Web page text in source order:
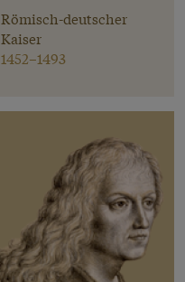
Römisch-deutscher
Kaiser
1452–1493